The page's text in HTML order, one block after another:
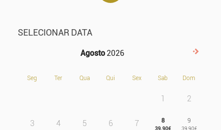
SELECIONAR DATA
Agosto 2026
Seg Ter Qua Qui Sex Sab Dom
1 2
3 4 5 6 7 8 9